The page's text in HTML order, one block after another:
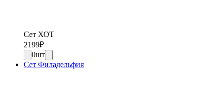
Сет ХОТ
2199₽
0шт
Сет Филадельфия